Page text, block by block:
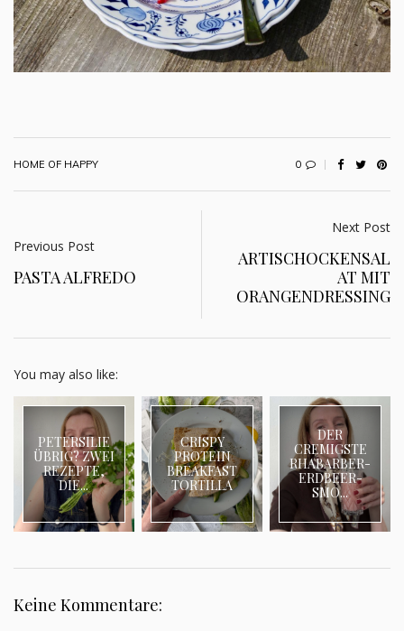
HOME OF HAPPY 0
Previous Post
PASTA ALFREDO
Next Post
ARTISCHOCKENSAL
AT MIT
ORANGENDRESSING
You may also like:
PETERSILIE
ÜBRIG? ZWEI
REZEPTE,
DIE...
CRISPY
PROTEIN
BREAKFAST
TORTILLA
DER
CREMIGSTE
RHABARBER-
ERDBEER-
SMO...
Keine Kommentare: